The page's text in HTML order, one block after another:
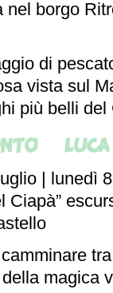
borgo
di
vista sul
più belli
–
| lunedì
Ciapà”
magica